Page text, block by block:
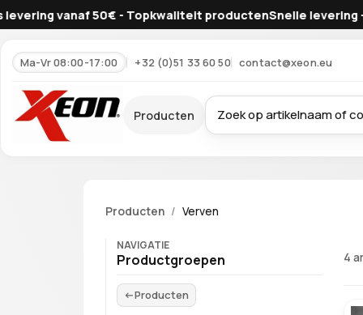
50€ - Topkwaliteit productenSnelle levering - Gratis
Ma-Vr 08:00-17:00 +32 (0)51 33 60 50 contact@xeon.eu
Producten
Producten Verven
NAVIGATIE
Productgroepen
Producten
4